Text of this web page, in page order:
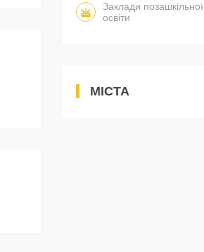
Заклади позашкільної
освіти
МІСТА